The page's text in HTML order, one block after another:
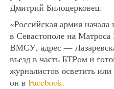
Дмитрий Билоцерковец.
«Российская армия
в Севастополе на
ВМСУ, адрес —
въезд в часть БТРом и
журналистов осветить
он в Facebook.